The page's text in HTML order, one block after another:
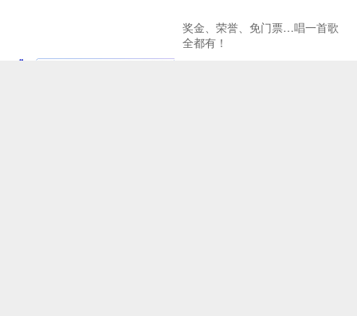
奖金、荣誉、免门票…唱一首歌
全都有！